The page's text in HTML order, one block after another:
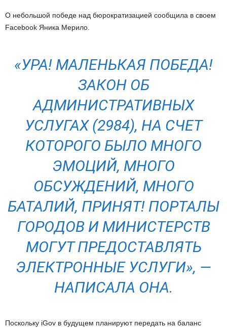
О небольшой победе над бюрократизацией сообщила в своем
Facebook Яника Мерило.
«УРА! МАЛЕНЬКАЯ ПОБЕДА!
ЗАКОН ОБ
АДМИНИСТРАТИВНЫХ
УСЛУГАХ (2984), НА СЧЕТ
КОТОРОГО БЫЛО МНОГО
ЭМОЦИЙ, МНОГО
ОБСУЖДЕНИЙ, МНОГО
БАТАЛИЙ, ПРИНЯТ! ПОРТАЛЫ
ГОРОДОВ И МИНИСТЕРСТВ
МОГУТ ПРЕДОСТАВЛЯТЬ
ЭЛЕКТРОННЫЕ УСЛУГИ», —
НАПИСАЛА ОНА.
Поскольку iGov в будущем планируют передать на баланс